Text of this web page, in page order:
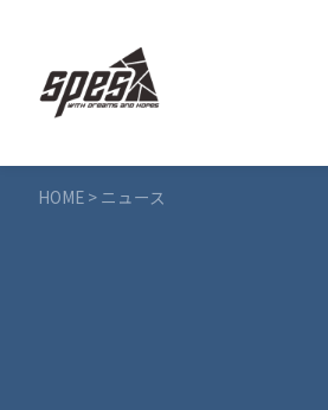
HOME > ニュース